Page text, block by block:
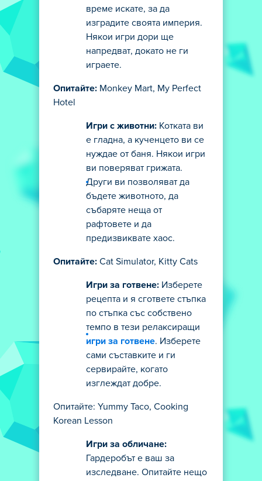
време искате, за да
изградите своята империя.
Някои игри дори ще
напредват, докато не ги
играете.
Опитайте: Monkey Mart, My Perfect
Hotel
Игри с животни: Котката ви
е гладна, а кученцето ви се
нуждае от баня. Някои игри
ви поверяват грижата.
Други ви позволяват да
бъдете животното, да
събаряте неща от
рафтовете и да
предизвиквате хаос.
Опитайте: Cat Simulator, Kitty Cats
Игри за готвене: Изберете
рецепта и я сгответе стъпка
по стъпка със собствено
темпо в тези релаксиращи
игри за готвене. Изберете
сами съставките и ги
сервирайте, когато
изглеждат добре.
Опитайте: Yummy Taco, Cooking
Korean Lesson
Игри за обличане:
Гардеробът е ваш за
изследване. Опитайте нещо